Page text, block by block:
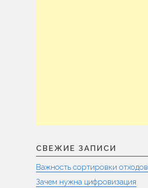
СВЕЖИЕ ЗАПИСИ
Важность сортировки отходов
Зачем нужна цифровизация